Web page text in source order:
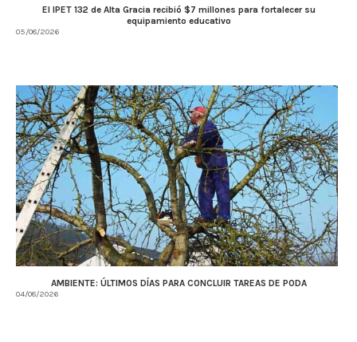
El IPET 132 de Alta Gracia recibió $7 millones para fortalecer su
equipamiento educativo
05/08/2026
AMBIENTE: ÚLTIMOS DÍAS PARA CONCLUIR TAREAS DE PODA
04/08/2026